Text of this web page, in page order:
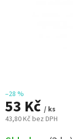
–28 %
53 Kč / ks
43,80 Kč bez DPH